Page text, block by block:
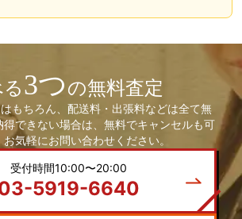
3つの無料査定
もちろん、配送料・出張料などは全て無
できない場合は、無料でキャンセルも可
気軽にお問い合わせください。
受付時間10:00〜20:00
5919-6640